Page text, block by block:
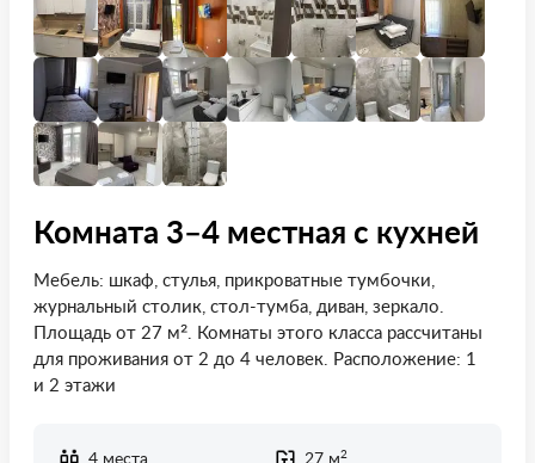
Комната 3–4 местная с кухней
Мебель: шкаф, стулья, прикроватные тумбочки,
журнальный столик, стол-тумба, диван, зеркало.
Площадь от 27 м². Комнаты этого класса рассчитаны
для проживания от 2 до 4 человек. Расположение: 1
и 2 этажи
2